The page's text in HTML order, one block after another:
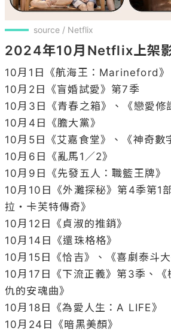
source / Netflix
2024年10月Netflix上架影
10月1日《航海王：Marineford》
10月2日《盲婚試愛》第7季
10月3日《青春之箱》、《戀愛修
10月4日《膽大黨》
10月5日《艾嘉食堂》、《神奇數
10月6日《亂馬1／2》
10月9日《先發五人：職籃王牌》
10月10日《外灘探秘》第4季第1
拉・卡芙特傳奇》
10月12日《貞淑的推銷》
10月14日《還珠格格》
10月15日《恰吉》、《喜劇泰斗大
10月17日《下流正義》第3季、《
仇的安魂曲》
10月18日《為愛人生：A LIFE》
10月24日《暗黑美顏》